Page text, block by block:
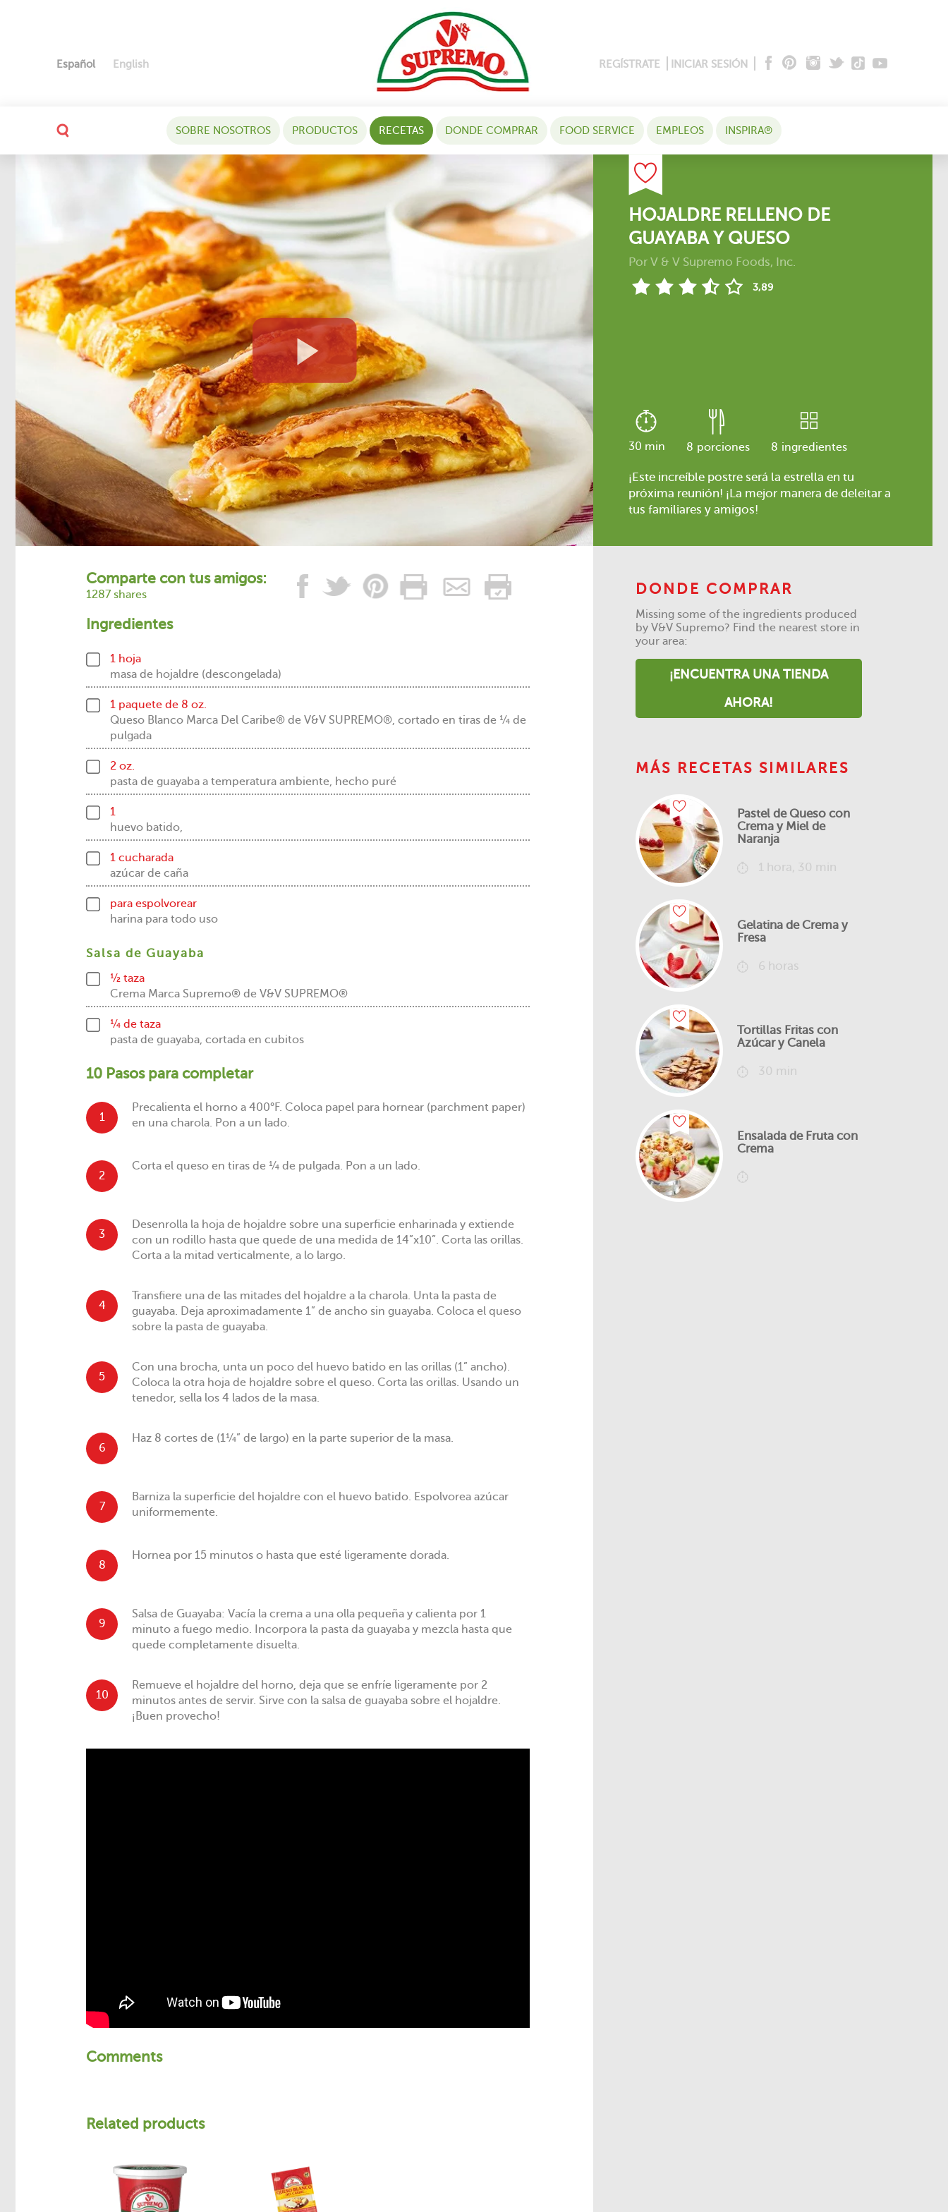
Español English REGÍSTRATE INICIAR SESIÓN
SOBRE NOSOTROS PRODUCTOS RECETAS DONDE COMPRAR FOOD SERVICE EMPLEOS INSPIRA®
HOJALDRE RELLENO DE
GUAYABA Y QUESO
Por V & V Supremo Foods, Inc.
3,89
30 min 8 porciones 8 ingredientes
¡Este increíble postre será la estrella en tu
próxima reunión! ¡La mejor manera de deleitar a
tus familiares y amigos!
Comparte con tus amigos:
1287 shares
Ingredientes
1 hoja
masa de hojaldre (descongelada)
1 paquete de 8 oz.
Queso Blanco Marca Del Caribe® de V&V SUPREMO®, cortado en tiras de ¼ de
pulgada
2 oz.
pasta de guayaba a temperatura ambiente, hecho puré
1
huevo batido,
1 cucharada
azúcar de caña
para espolvorear
harina para todo uso
Salsa de Guayaba
½ taza
Crema Marca Supremo® de V&V SUPREMO®
¼ de taza
pasta de guayaba, cortada en cubitos
10 Pasos para completar
1
Precalienta el horno a 400°F. Coloca papel para hornear (parchment paper)
en una charola. Pon a un lado.
2
Corta el queso en tiras de ¼ de pulgada. Pon a un lado.
3
Desenrolla la hoja de hojaldre sobre una superficie enharinada y extiende
con un rodillo hasta que quede de una medida de 14”x10”. Corta las orillas.
Corta a la mitad verticalmente, a lo largo.
4
Transfiere una de las mitades del hojaldre a la charola. Unta la pasta de
guayaba. Deja aproximadamente 1” de ancho sin guayaba. Coloca el queso
sobre la pasta de guayaba.
5
Con una brocha, unta un poco del huevo batido en las orillas (1” ancho).
Coloca la otra hoja de hojaldre sobre el queso. Corta las orillas. Usando un
tenedor, sella los 4 lados de la masa.
6
Haz 8 cortes de (1¼” de largo) en la parte superior de la masa.
7
Barniza la superficie del hojaldre con el huevo batido. Espolvorea azúcar
uniformemente.
8
Hornea por 15 minutos o hasta que esté ligeramente dorada.
9
Salsa de Guayaba: Vacía la crema a una olla pequeña y calienta por 1
minuto a fuego medio. Incorpora la pasta da guayaba y mezcla hasta que
quede completamente disuelta.
10
Remueve el hojaldre del horno, deja que se enfríe ligeramente por 2
minutos antes de servir. Sirve con la salsa de guayaba sobre el hojaldre.
¡Buen provecho!
Comments
Related products
DONDE COMPRAR
Missing some of the ingredients produced
by V&V Supremo? Find the nearest store in
your area:
¡ENCUENTRA UNA TIENDA
AHORA!
MÁS RECETAS SIMILARES
Pastel de Queso con
Crema y Miel de
Naranja
1 hora, 30 min
Gelatina de Crema y
Fresa
6 horas
Tortillas Fritas con
Azúcar y Canela
30 min
Ensalada de Fruta con
Crema